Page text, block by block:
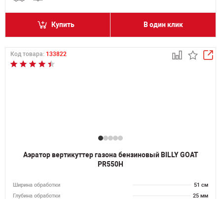
Купить В один клик
Код товара: 133822
Аэратор вертикуттер газона бензиновый BILLY GOAT
PR550H
Ширина обработки
51 см
Глубина обработки
25 мм